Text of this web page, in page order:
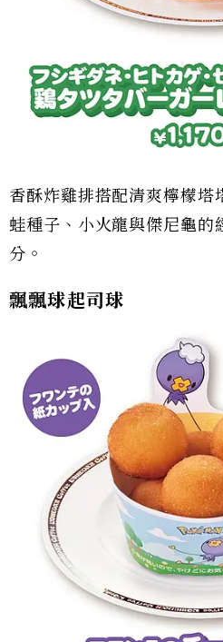
香酥炸雞排搭配清爽檸檬塔
蛙種子、小火龍與傑尼龜的
分。
飄飄球起司球